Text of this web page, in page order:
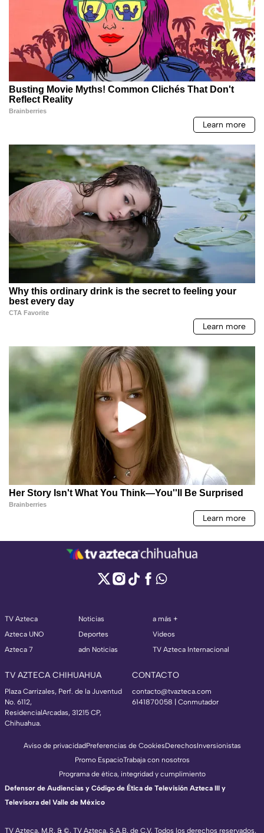
TV Azteca
Azteca UNO
Azteca 7
Noticias
Deportes
adn Noticias
a más +
Videos
TV Azteca Internacional
TV AZTECA CHIHUAHUA
Plaza Carrizales, Perf. de la Juventud
No. 6112,
ResidencialArcadas, 31215 CP,
Chihuahua.
CONTACTO
contacto@tvazteca.com
6141870058 | Conmutador
TV Azteca, M.R. & ©, TV Azteca, S.A.B. de C.V. Todos los derechos reservados,
Aviso de privacidadPreferencias de CookiesDerechosInversionistas
Promo EspacioTrabaja con nosotros
Programa de ética, integridad y cumplimiento
Defensor de Audiencias y Código de Ética de Televisión Azteca III y
Televisora del Valle de México